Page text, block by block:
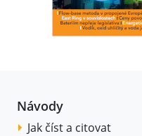
Návody
Jak číst a citovat